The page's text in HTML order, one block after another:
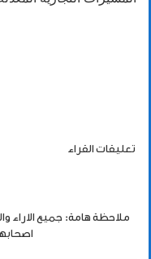
تعليقات القراء
ملاحظة هامة: جميع الاراء